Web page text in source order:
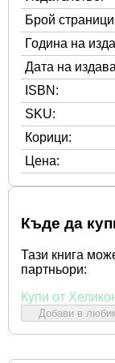
Брой
Година на
Дата на
ISBN:
SKU:
Корици:
Цена:
Къде да
Тази книга
партньори:
Купи от
Добави в